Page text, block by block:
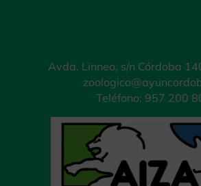
Avda. Linneo, s/n Córdoba
Teléfono: 957 200